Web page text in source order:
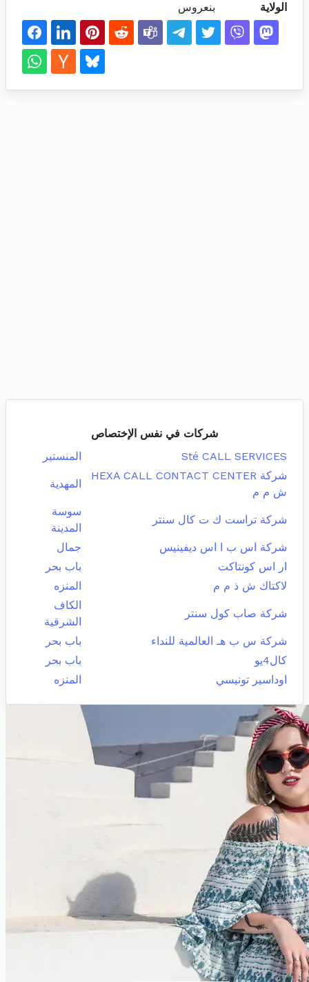
الولاية
بنعروس
شركات في نفس الإختصاص
Sté CALL SERVICES
المنستير
شركة HEXA CALL CONTACT CENTER
ش م م
المهدية
شركة تراست ك ت كال سنتر
سوسة
المدينة
شركة اس ب ا اس ديفينيس
جمال
ار اس كونتاكت
باب بحر
لاكتاك ش ذ م م
المنزه
شركة صاب كول سنتر
الكاف
الشرقية
شركة س ب هـ العالمية للنداء
باب بحر
كال4يو
باب بحر
اوداسير تونيسي
المنزه